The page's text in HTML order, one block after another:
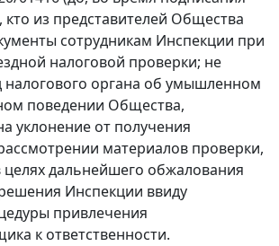
кто из представителей Общества
сотрудникам Инспекции при
налоговой проверки; не
налогового органа об умышленном
поведении Общества,
уклонение от получения
материалов проверки,
целях дальнейшего обжалования
Инспекции ввиду
привлечения
к ответственности.